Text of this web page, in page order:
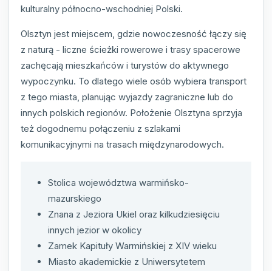
kulturalny północno-wschodniej Polski.
Olsztyn jest miejscem, gdzie nowoczesność łączy się
z naturą - liczne ścieżki rowerowe i trasy spacerowe
zachęcają mieszkańców i turystów do aktywnego
wypoczynku. To dlatego wiele osób wybiera transport
z tego miasta, planując wyjazdy zagraniczne lub do
innych polskich regionów. Położenie Olsztyna sprzyja
też dogodnemu połączeniu z szlakami
komunikacyjnymi na trasach międzynarodowych.
Stolica województwa warmińsko-
mazurskiego
Znana z Jeziora Ukiel oraz kilkudziesięciu
innych jezior w okolicy
Zamek Kapituły Warmińskiej z XIV wieku
Miasto akademickie z Uniwersytetem